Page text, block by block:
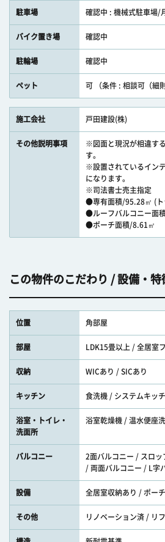
駐車場 確認中 : 機械式駐車場/
バイク置き場 確認中
駐輪場 確認中
ペット 可 （条件 : 相談可（細
施工会社 戸田建設(株)
その他説明事項
※図面と現況が相違す
す。
※設置されているイン
になります。
※司法書士売主指定
●専有面積/95.28㎡ (ト
●ルーフバルコニー面
●ポーチ面積/8.61㎡
この物件のこだわり / 設備・特
位置 角部屋
部屋 LDK15畳以上 / 全居室
収納 WICあり / SICあり
キッチン 食洗機 / システムキッ
浴室・トイレ・
洗面所
浴室乾燥機 / 温水便座
バルコニー
2面バルコニー / スロッ
/ 両面バルコニー / L字
設備 全居室収納あり / ポーチ
その他 リノベーション済 / リ